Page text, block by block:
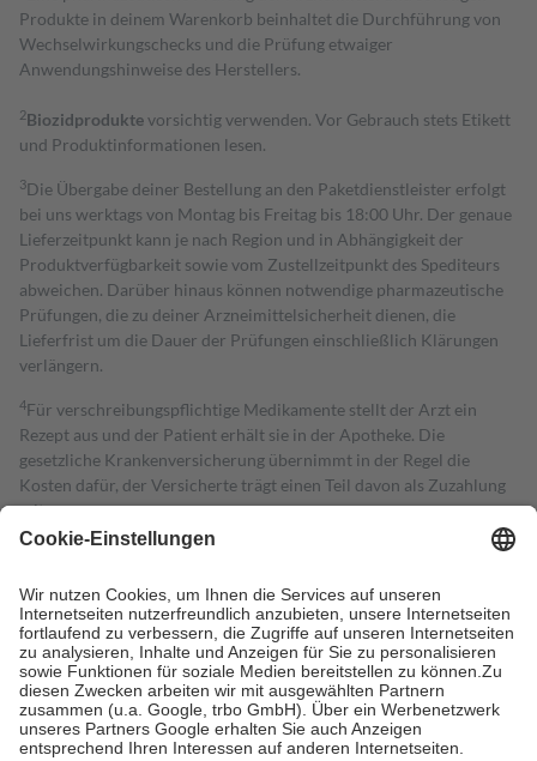
Produkte in deinem Warenkorb beinhaltet die Durchführung von
Wechselwirkungschecks und die Prüfung etwaiger
Anwendungshinweise des Herstellers.
2Biozidproduktevorsichtig verwenden. Vor Gebrauch stets Etikett
und Produktinformationen lesen.
3Die Übergabe deiner Bestellung an den Paketdienstleister erfolgt
bei uns werktags von Montag bis Freitag bis 18:00 Uhr. Der genaue
Lieferzeitpunkt kann je nach Region und in Abhängigkeit der
Produktverfügbarkeit sowie vom Zustellzeitpunkt des Spediteurs
abweichen. Darüber hinaus können notwendige pharmazeutische
Prüfungen, die zu deiner Arzneimittelsicherheit dienen, die
Lieferfrist um die Dauer der Prüfungen einschließlich Klärungen
verlängern.
4Für verschreibungspflichtige Medikamente stellt der Arzt ein
Rezept aus und der Patient erhält sie in der Apotheke. Die
gesetzliche Krankenversicherung übernimmt in der Regel die
Kosten dafür, der Versicherte trägt einen Teil davon als Zuzahlung
mit.
Grundsätzlich leisten Mitglieder Zuzahlungen in Höhe von zehn
höchstens zehn Euro.
Es sind jedoch nie mehr als die tatsächlichen
Kosten der Leistung zu entrichten.
Diese Regeln gelten grundsätzlich auch für Online-Apotheken.
Bei Heilmitteln und häuslicher Krankenpflege beträgt die
Zuzahlung zehn Prozent der Kosten sowie zehn Euro je
Verordnung.
Um das Engagement der Versicherten für ihre eigene Gesundheit zu